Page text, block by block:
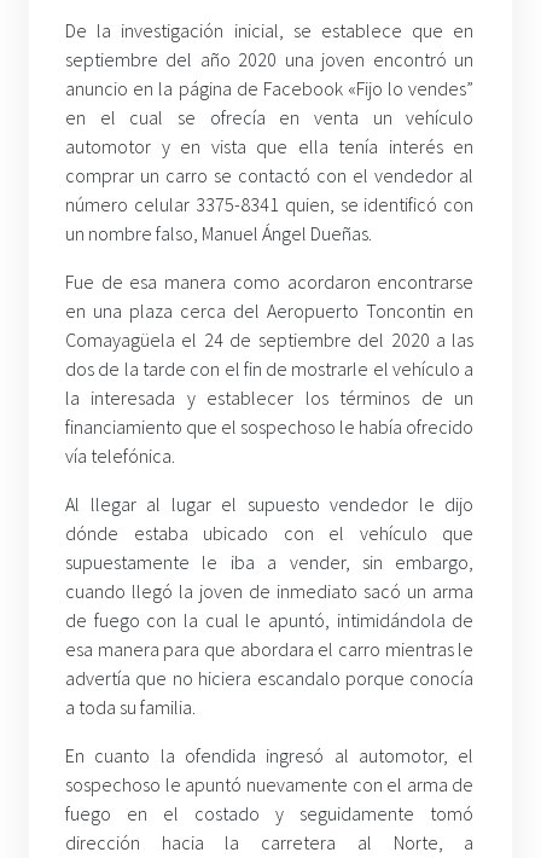
De la investigación inicial, se establece que en
septiembre del año 2020 una joven encontró un
anuncio en la página de Facebook «Fijo lo vendes”
en el cual se ofrecía en venta un vehículo
automotor y en vista que ella tenía interés en
comprar un carro se contactó con el vendedor al
número celular 3375-8341 quien, se identificó con
un nombre falso, Manuel Ángel Dueñas.
Fue de esa manera como acordaron encontrarse
en una plaza cerca del Aeropuerto Toncontin en
Comayagüela el 24 de septiembre del 2020 a las
dos de la tarde con el fin de mostrarle el vehículo a
la interesada y establecer los términos de un
financiamiento que el sospechoso le había ofrecido
vía telefónica.
Al llegar al lugar el supuesto vendedor le dijo
dónde estaba ubicado con el vehículo que
supuestamente le iba a vender, sin embargo,
cuando llegó la joven de inmediato sacó un arma
de fuego con la cual le apuntó, intimidándola de
esa manera para que abordara el carro mientras le
advertía que no hiciera escandalo porque conocía
a toda su familia.
En cuanto la ofendida ingresó al automotor, el
sospechoso le apuntó nuevamente con el arma de
fuego en el costado y seguidamente tomó
dirección hacia la carretera al Norte, a